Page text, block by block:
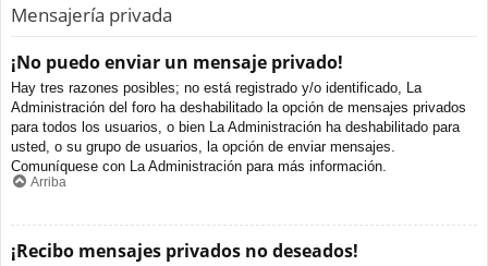
Mensajería privada
¡No puedo enviar un mensaje privado!
Hay tres razones posibles; no está registrado y/o identificado, La
Administración del foro ha deshabilitado la opción de mensajes privados
para todos los usuarios, o bien La Administración ha deshabilitado para
usted, o su grupo de usuarios, la opción de enviar mensajes.
Comuníquese con La Administración para más información.
Arriba
¡Recibo mensajes privados no deseados!